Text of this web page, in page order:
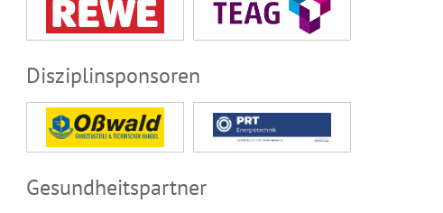
Disziplinsponsoren
Gesundheitspartner